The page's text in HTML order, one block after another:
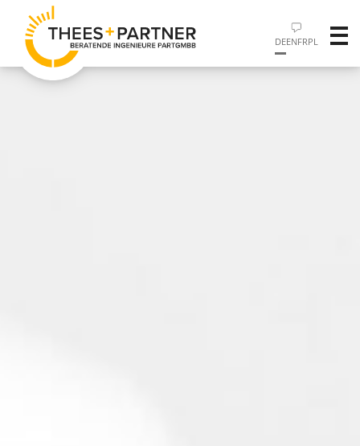
DEENFRPL